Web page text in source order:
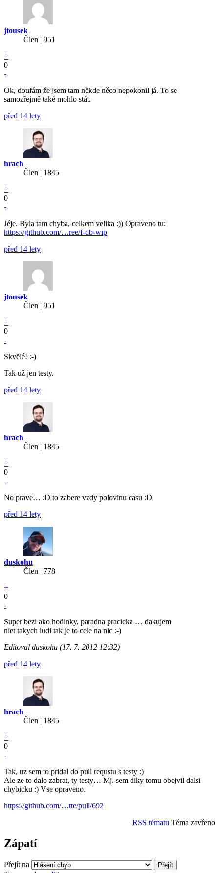
jtousek
Člen | 951
+
0
-
Ok, doufám že jsem tam někde něco nepokonil já. To se
samozřejmě také mohlo stát.
před 14 lety
hrach
Člen | 1845
+
0
-
Jéje. Byla tam chyba, celkem velika :)) Opraveno tu:
https://github.com/…ree/f-db-wip
před 14 lety
jtousek
Člen | 951
+
0
-
Skvělé! :-)
Tak už jen testy.
před 14 lety
hrach
Člen | 1845
+
0
-
No prave… :D to zabere vzdy polovinu casu :D
před 14 lety
duskohu
Člen | 778
+
0
-
Super bezi ako hodinky, paradna pracicka … dakujem
niet takych ludi tak je to cele na nic :-)
Editoval duskohu (17. 7. 2012 12:32)
před 14 lety
hrach
Člen | 1845
+
0
-
Tak, uz sem to pridal do pull requstu s testy :)
Ale ze to dalo zabrat, ty testy… Mj. sem diky tomu obejvil dalsi
chybicku :) Vse opraveno.
https://github.com/…tte/pull/692
RSS tématu Téma zavřeno
Zápatí
Přejít na